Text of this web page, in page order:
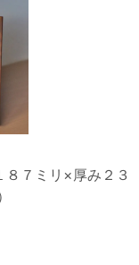
７ミリ×厚み２３